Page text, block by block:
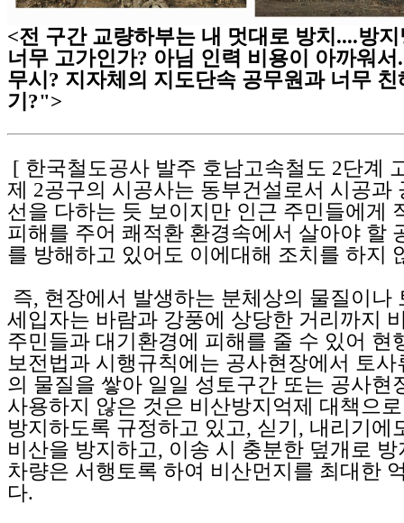
<전 구간 교량하부는 내 멋대로 방치....방
너무 고가인가? 아님 인력 비용이 아까워서
무시? 지자체의 지도단속 공무원과 너무
기?">
[ 한국철도공사 발주 호남고속철도 2단계
제 2공구의 시공사는 동부건설로서 시공과
선을 다하는 듯 보이지만 인근 주민들에게
피해를 주어 쾌적환 환경속에서 살아야 할
를 방해하고 있어도 이에대해 조치를 하지
즉, 현장에서 발생하는 분체상의 물질이나
세입자는 바람과 강풍에 상당한 거리까지
주민들과 대기환경에 피해를 줄 수 있어 현
보전법과 시행규칙에는 공사현장에서 토
의 물질을 쌓아 일일 성토구간 또는 공사현
사용하지 않은 것은 비산방지억제 대책으
방지하도록 규정하고 있고, 싣기, 내리기에
비산을 방지하고, 이송 시 충분한 덮개로
차량은 서행토록 하여 비산먼지를 최대한
다.